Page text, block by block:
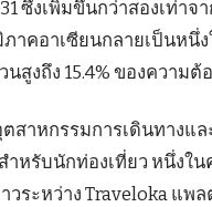
ซึ่งเพิ่มขึ้นกว่าสองเท่าจ
าคอาเซียนกลายเป็นหนึ่
งถึง 15.4% ของความต้
าหกรรมการเดินทางแล
ำหรับนักท่องเที่ยว หนึ่งใ
ระหว่าง Traveloka แพ